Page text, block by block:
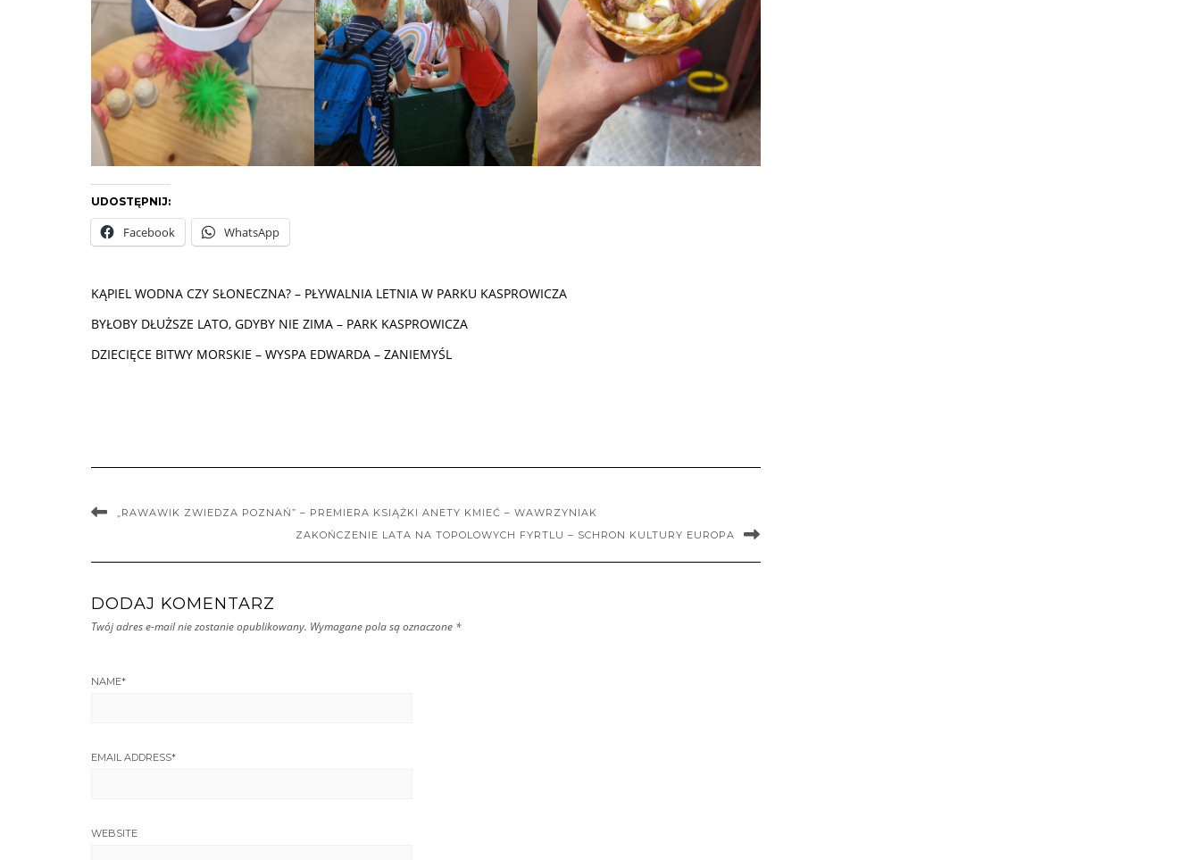
UDOSTĘPNIJ:
Facebook WhatsApp
KĄPIEL WODNA CZY SŁONECZNA? – PŁYWALNIA LETNIA W PARKU KASPROWICZA
BYŁOBY DŁUŻSZE LATO, GDYBY NIE ZIMA – PARK KASPROWICZA
DZIECIĘCE BITWY MORSKIE – WYSPA EDWARDA – ZANIEMYŚL
„RAWAWIK ZWIEDZA POZNAŃ” – PREMIERA KSIĄŻKI ANETY KMIEĆ – WAWRZYNIAK
ZAKOŃCZENIE LATA NA TOPOLOWYCH FYRTLU – SCHRON KULTURY EUROPA
DODAJ KOMENTARZ
Twój adres e-mail nie zostanie opublikowany. Wymagane pola są oznaczone *
NAME*
EMAIL ADDRESS*
WEBSITE